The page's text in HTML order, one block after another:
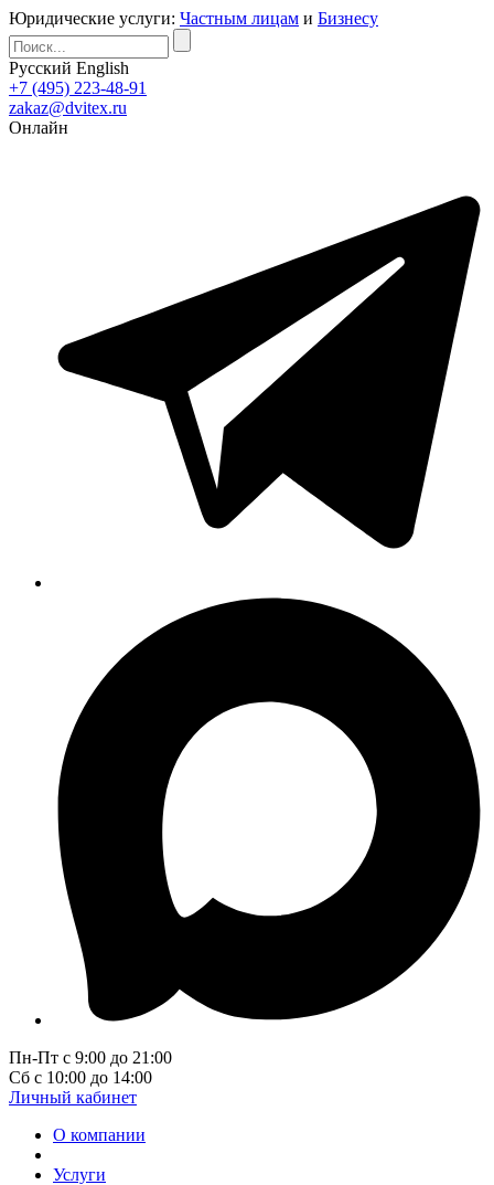
Юридические услуги: Частным лицам и Бизнесу
Русский English
+7 (495) 223-48-91
zakaz@dvitex.ru
Онлайн
Пн-Пт с 9:00 до 21:00
Сб с 10:00 до 14:00
Личный кабинет
О компании
Услуги